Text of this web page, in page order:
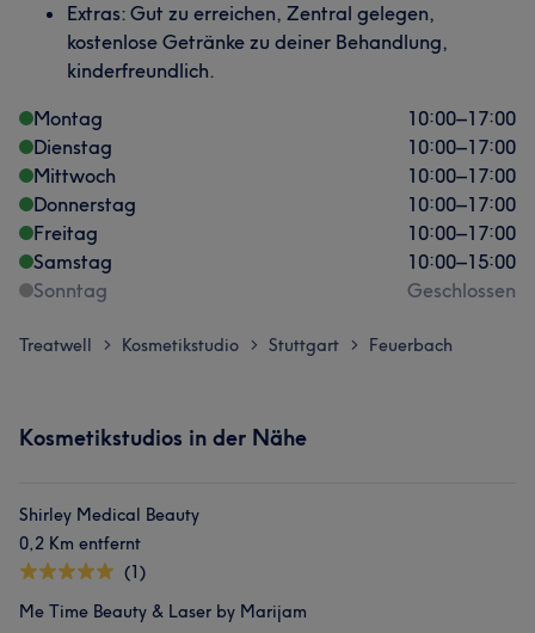
Extras: Gut zu erreichen, Zentral gelegen,
kostenlose Getränke zu deiner Behandlung,
kinderfreundlich.
Montag
10:00–17:00
Dienstag
10:00–17:00
Mittwoch
10:00–17:00
Donnerstag
10:00–17:00
Freitag
10:00–17:00
Samstag
10:00–15:00
Sonntag
Geschlossen
Treatwell > Kosmetikstudio > Stuttgart > Feuerbach
Kosmetikstudios in der Nähe
Shirley Medical Beauty
0,2 Km entfernt
(1)
Me Time Beauty & Laser by Marijam